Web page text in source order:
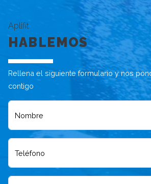
Aplifit
HABLEMOS
Rellena el siguiente formulario y nos
contigo
Nombre
Teléfono